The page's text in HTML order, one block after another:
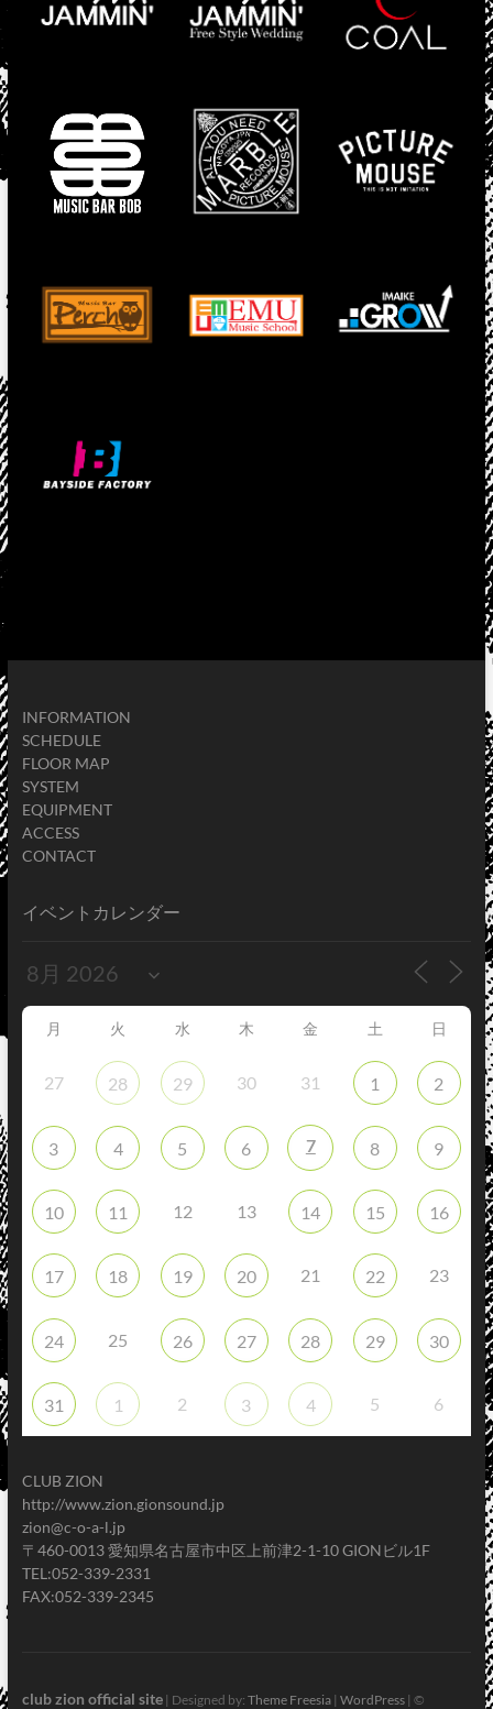
INFORMATION
SCHEDULE
FLOOR MAP
SYSTEM
EQUIPMENT
ACCESS
CONTACT
イベントカレンダー
月 火 水 木 金 土 日
27 28 29 30 31 1 2
3 4 5 6 7 8 9
10 11 12 13 14 15 16
17 18 19 20 21 22 23
24 25 26 27 28 29 30
31 1 2 3 4 5 6
CLUB ZION
http://www.zion.gionsound.jp
zion@c-o-a-l.jp
〒460-0013 愛知県名古屋市中区上前津2-1-10 GIONビル1F
TEL:052-339-2331
FAX:052-339-2345
club zion official site| Designed by: Theme Freesia| WordPress| ©